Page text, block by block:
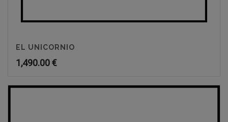
EL UNICORNIO
1,490.00€